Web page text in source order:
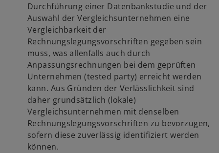
Durchführung einer Datenbankstudie und der
Auswahl der Vergleichsunternehmen eine
Vergleichbarkeit der
Rechnungslegungsvorschriften gegeben sein
muss, was allenfalls auch durch
Anpassungsrechnungen bei dem geprüften
Unternehmen (tested party) erreicht werden
kann. Aus Gründen der Verlässlichkeit sind
daher grundsätzlich (lokale)
Vergleichsunternehmen mit denselben
Rechnungslegungsvorschriften zu bevorzugen,
sofern diese zuverlässig identifiziert werden
können.